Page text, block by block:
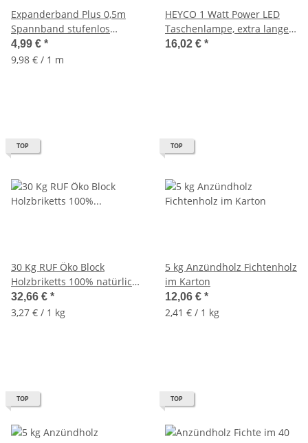
Expanderband Plus 0,5m
Spannband stufenlos
einstellbar
4,99 € *
9,98 € / 1 m
HEYCO 1 Watt Power LED
Taschenlampe, extra lange
Leuchtdauer, 11cm
16,02 € *
TOP
30 Kg RUF Öko Block
Holzbriketts 100% natürlich,
Brennholz ofenfertig
32,66 € *
3,27 € / 1 kg
TOP
5 kg Anzündholz Fichtenholz
im Karton
12,06 € *
2,41 € / 1 kg
TOP TOP